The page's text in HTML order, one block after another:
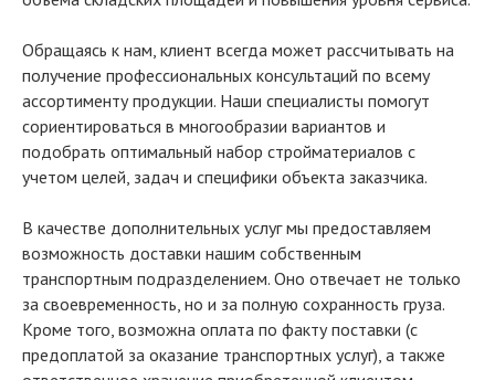
Обращаясь к нам, клиент всегда может рассчитывать на
получение профессиональных консультаций по всему
ассортименту продукции. Наши специалисты помогут
сориентироваться в многообразии вариантов и
подобрать оптимальный набор стройматериалов с
учетом целей, задач и специфики объекта заказчика.
В качестве дополнительных услуг мы предоставляем
возможность доставки нашим собственным
транспортным подразделением. Оно отвечает не только
за своевременность, но и за полную сохранность груза.
Кроме того, возможна оплата по факту поставки (с
предоплатой за оказание транспортных услуг), а также